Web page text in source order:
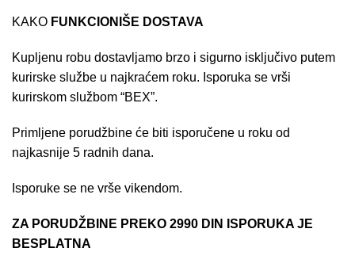
KAKO FUNKCIONIŠE DOSTAVA
Kupljenu robu dostavljamo brzo i sigurno isključivo putem
kurirske službe u najkraćem roku. Isporuka se vrši
kurirskom službom “BEX”.
Primljene porudžbine će biti isporučene u roku od
najkasnije 5 radnih dana.
Isporuke se ne vrše vikendom.
ZA PORUDŽBINE PREKO 2990 DIN ISPORUKA JE
BESPLATNA